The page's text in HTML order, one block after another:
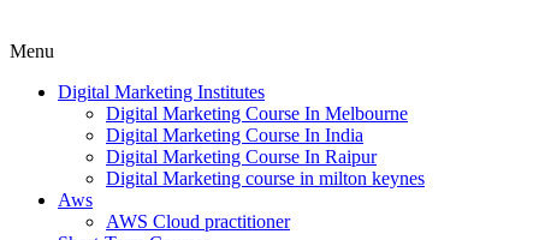
Menu
Digital Marketing Institutes
Digital Marketing Course In Melbourne
Digital Marketing Course In India
Digital Marketing Course In Raipur
Digital Marketing course in milton keynes
Aws
AWS Cloud practitioner